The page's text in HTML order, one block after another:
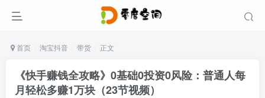
首页 淘宝抖音 带货 正文
《快手赚钱全攻略》0基础0投资0风险：普通人每
月轻松多赚1万块（23节视频）